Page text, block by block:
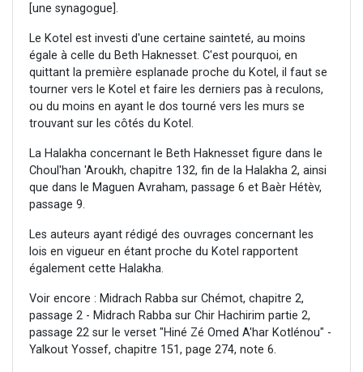
[une synagogue].
Le Kotel est investi d'une certaine sainteté, au moins
égale à celle du Beth Haknesset. C'est pourquoi, en
quittant la première esplanade proche du Kotel, il faut se
tourner vers le Kotel et faire les derniers pas à reculons,
ou du moins en ayant le dos tourné vers les murs se
trouvant sur les côtés du Kotel.
La Halakha concernant le Beth Haknesset figure dans le
Choul'han 'Aroukh, chapitre 132, fin de la Halakha 2, ainsi
que dans le Maguen Avraham, passage 6 et Baèr Hétèv,
passage 9.
Les auteurs ayant rédigé des ouvrages concernant les
lois en vigueur en étant proche du Kotel rapportent
également cette Halakha.
Voir encore : Midrach Rabba sur Chémot, chapitre 2,
passage 2 - Midrach Rabba sur Chir Hachirim partie 2,
passage 22 sur le verset "Hiné Zé Omed A'har Kotlénou" -
Yalkout Yossef, chapitre 151, page 274, note 6.